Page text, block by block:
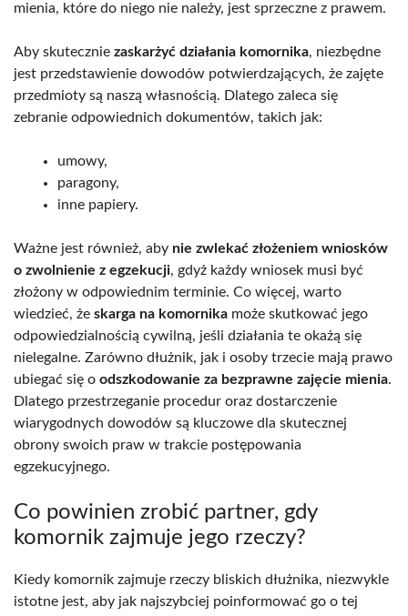
mienia, które do niego nie należy, jest sprzeczne z prawem.
Aby skutecznie zaskarżyć działania komornika, niezbędne
jest przedstawienie dowodów potwierdzających, że zajęte
przedmioty są naszą własnością. Dlatego zaleca się
zebranie odpowiednich dokumentów, takich jak:
umowy,
paragony,
inne papiery.
Ważne jest również, aby nie zwlekać złożeniem wniosków
o zwolnienie z egzekucji, gdyż każdy wniosek musi być
złożony w odpowiednim terminie. Co więcej, warto
wiedzieć, że skarga na komornika może skutkować jego
odpowiedzialnością cywilną, jeśli działania te okażą się
nielegalne. Zarówno dłużnik, jak i osoby trzecie mają prawo
ubiegać się o odszkodowanie za bezprawne zajęcie mienia.
Dlatego przestrzeganie procedur oraz dostarczenie
wiarygodnych dowodów są kluczowe dla skutecznej
obrony swoich praw w trakcie postępowania
egzekucyjnego.
Co powinien zrobić partner, gdy
komornik zajmuje jego rzeczy?
Kiedy komornik zajmuje rzeczy bliskich dłużnika, niezwykle
istotne jest, aby jak najszybciej poinformować go o tej